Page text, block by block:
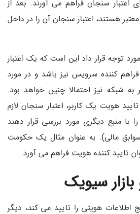
اعتبار سنجان فراهم می آورند. بعد از
هستند، اعتبار سنجان آن را در داخل
توجه قرار داد این است که یک اعتبار
کننده سرویس نیز باشد و در مورد
به شبکه نیز احتمالا چنین خواهد بود.
هویت یک کاربر، اعتبار سنجان لازم
با منبع دیگری مورد بررسی قرار دهند
مالی). به عنوان مثال یک حکومت
تایید کننده هویت فراهم می آورد.
بازار سیویک
اطلاعات هویتی را تایید می کند، دیگر